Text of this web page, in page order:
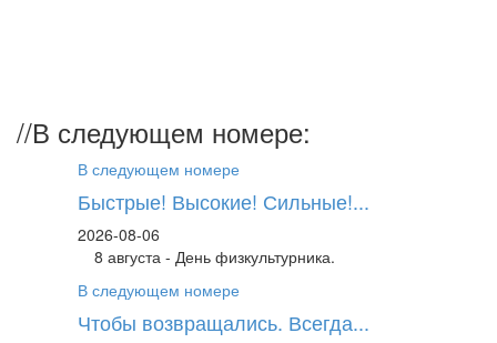
//В следующем номере:
В следующем номере
Быстрые! Высокие! Сильные!...
2026-08-06
8 августа - День физкультурника.
В следующем номере
Чтобы возвращались. Всегда...